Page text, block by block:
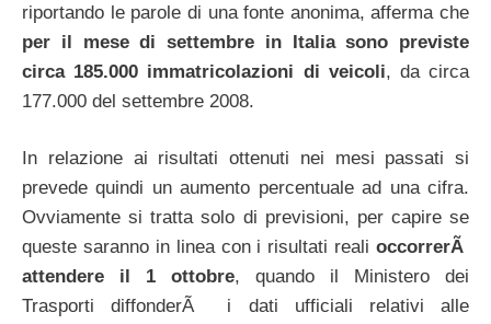
riportando le parole di una fonte anonima, afferma che
per il mese di settembre in Italia sono previste
circa 185.000 immatricolazioni di veicoli, da circa
177.000 del settembre 2008.
In relazione ai risultati ottenuti nei mesi passati si
prevede quindi un aumento percentuale ad una cifra.
Ovviamente si tratta solo di previsioni, per capire se
queste saranno in linea con i risultati reali occorrerÃ
attendere il 1 ottobre, quando il Ministero dei
Trasporti diffonderÃ i dati ufficiali relativi alle